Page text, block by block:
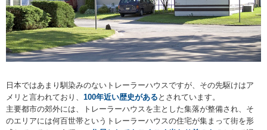
日本ではあまり馴染みのないトレーラーハウスですが、その先駆けはア
メリと言われており、 100年近い歴史がある とされています。
主要都市の郊外には、トレーラーハウスを主とした集落が整備され、そ
のエリアには何百世帯というトレーラーハウスの住宅が集まって街を形